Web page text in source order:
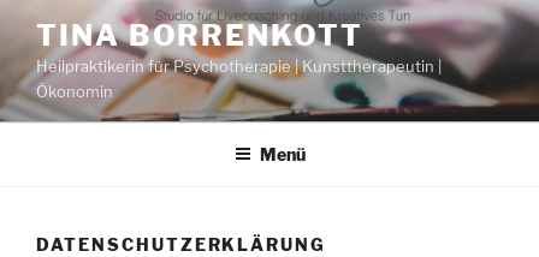
Inhalt
springen
TINA BORRENKOTT
Heilpraktikerin für Psychotherapie | Kunsttherapeutin |
Ökonomin
Menü
DATENSCHUTZERKLÄRUNG